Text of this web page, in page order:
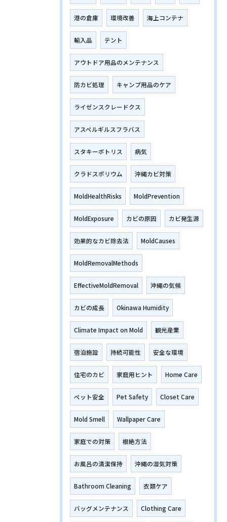
港の倉庫 環境改善 海上コンテナ
輸入品 テント
アウトドア用品のメンテナンス
防カビ処理 キャンプ用品のケア
ライゼンスクレードクス
アスペルギルスフラバス
スタキーボトリス 病気
クラドスポリウム 沖縄カビ対策
MoldHealthRisks MoldPrevention
MoldExposure カビの原因 カビ発生源
効果的なカビ除去法 MoldCauses
MoldRemovalMethods
EffectiveMoldRemoval 沖縄の気候
カビの成長 Okinawa Humidity
Climate Impact on Mold 観光産業
宿泊施設 持続可能性 安全な環境
住宅のカビ 家庭用ヒント Home Care
ペット安全 Pet Safety Closet Care
Mold Smell Wallpaper Care
家庭での対策 根絶方法
お風呂の清潔保持 沖縄の湿気対策
Bathroom Cleaning 衣類ケア
バッグメンテナンス Clothing Care